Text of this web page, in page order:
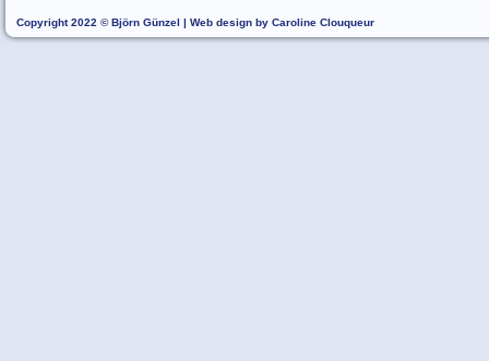
Copyright 2022 © Björn Günzel | Web design by Caroline Clouqueur